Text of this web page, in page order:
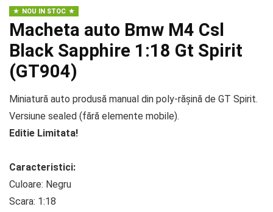
NOU IN STOC
Macheta auto Bmw M4 Csl
Black Sapphire 1:18 Gt Spirit
(GT904)
Miniatură auto produsă manual din poly-rășină de GT Spirit.
Versiune sealed (fără elemente mobile).
Editie Limitata!
Caracteristici:
Culoare: Negru
Scara: 1:18